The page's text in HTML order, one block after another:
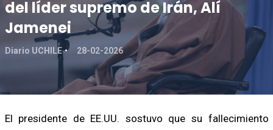
del líder supremo de Irán, Alí
Jamenei
Diario UCHILE 28-02-2026
El presidente de EE.UU. sostuvo que su fallecimiento